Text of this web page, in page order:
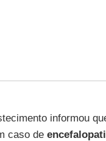
informou
caso de